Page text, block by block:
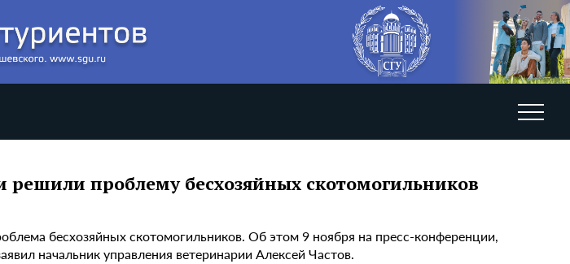
решили проблему бесхозяйных скотомогильников
бесхозяйных скотомогильников. Об этом 9 ноября на пресс-конференции,
начальник управления ветеринарии Алексей Частов.